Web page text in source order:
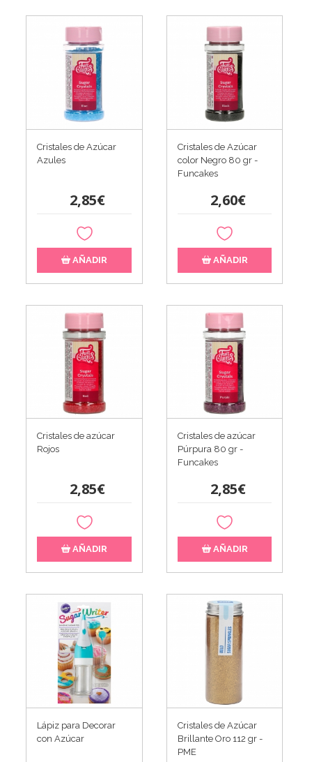
Cristales de Azúcar
Azules
2,85€
AÑADIR
Cristales de Azúcar
color Negro 80 gr -
Funcakes
2,60€
AÑADIR
Cristales de azúcar
Rojos
2,85€
AÑADIR
Cristales de azúcar
Púrpura 80 gr -
Funcakes
2,85€
AÑADIR
Lápiz para Decorar
con Azúcar
Cristales de Azúcar
Brillante Oro 112 gr -
PME